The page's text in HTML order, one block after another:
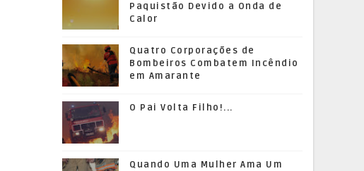
Paquistão Devido a Onda de
Calor
Quatro Corporações de
Bombeiros Combatem Incêndio
em Amarante
O Pai Volta Filho!...
Quando Uma Mulher Ama Um